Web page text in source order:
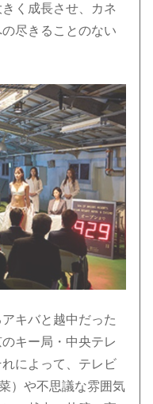
く成長させ、カネ
尽きることのない
キバと越中だった
キー局・中央テレ
によって、テレビ
）や不思議な雰囲気